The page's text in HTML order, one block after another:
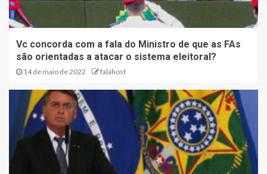
Vc concorda com a fala do Ministro de que as FAs
são orientadas a atacar o sistema eleitoral?
14 de maio de 2022 falahost